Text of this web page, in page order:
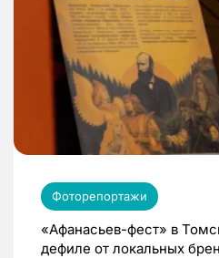
Фоторепортажи
«Афанасьев-фест» в
дефиле от локальных